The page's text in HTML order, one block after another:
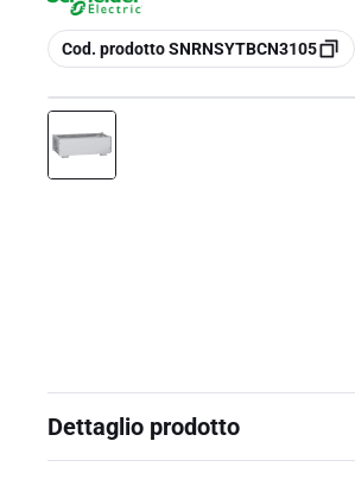
copia
Cod. prodotto SNRNSYTBCN3105
Dettaglio prodotto